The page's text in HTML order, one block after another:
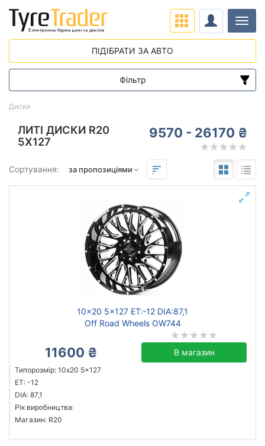
ЛИТІ ДИСКИ R20
5X127
9570 - 26170 ₴
Сортування:
10x20 5x127 ET:-12 DIA:87,1
Off Road Wheels OW744
11600 ₴ В магазин
Типорозмір: 10x20 5x127
ET: -12
DIA: 87,1
Рік виробництва:
Магазин: R20
Диски
ПІДІБРАТИ ЗА АВТО
Фільтр
від
до
до
Off Road Wheels
Voin